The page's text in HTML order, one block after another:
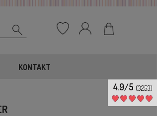
KONTAKT
4.9/5 (3253)